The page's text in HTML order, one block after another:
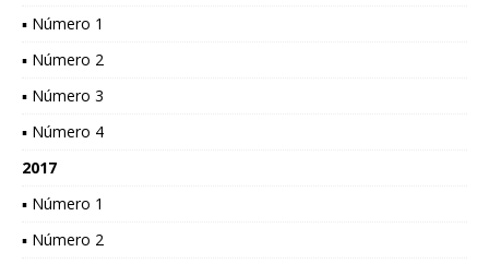
▪ Número 1
▪ Número 2
▪ Número 3
▪ Número 4
2017
▪ Número 1
▪ Número 2